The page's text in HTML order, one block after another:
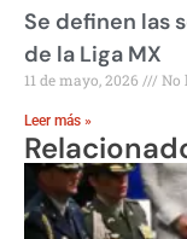
Se definen las
de la Liga MX
11 de mayo, 2026 No
Leer más »